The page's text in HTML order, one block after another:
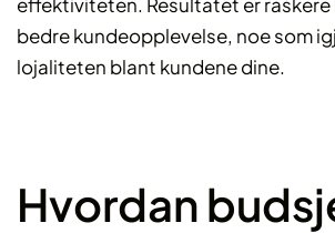
bedre kundeopplevelse, noe som
lojaliteten blant kundene dine.
Hvordan